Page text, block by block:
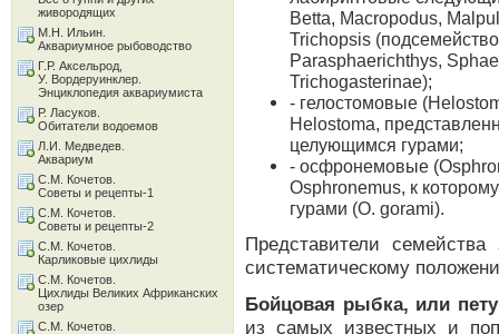
Betta, Macropodus,
Trichopsis
Parasphaerichthys,
Trichogasterinae);
- гелостомовые
Helostoma,
целующимся гурами;
- осфронемовые
Osphronemus, к
гурами (О. gorami).
Представители
систематическому
Бойцовая рыбка, или
из самых известных и
живородящих
М.Н. Ильин.
Аквариумное рыбоводство
Г.Р. Аксельрод,
У. Вордеруинклер.
Энциклопедия аквариумиста
Р. Ласуков.
Обитатели водоемов
Л.И. Медведев.
Аквариум
С.М. Кочетов.
Советы и рецепты-1
С.М. Кочетов.
Советы и рецепты-2
С.М. Кочетов.
Карликовые цихлиды
С.М. Кочетов.
Цихлиды Великих Африканских
озер
С.М. Кочетов.